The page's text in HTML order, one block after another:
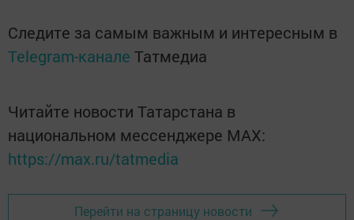
Следите за самым важным и интересным в
Telegram-канале Татмедиа
Читайте новости Татарстана в
национальном мессенджере MАХ:
https://max.ru/tatmedia
Перейти на страницу новости